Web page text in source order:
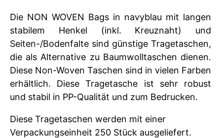
Die NON WOVEN Bags in navyblau mit langen
stabilem Henkel (inkl. Kreuznaht) und
Seiten-/Bodenfalte sind günstige Tragetaschen,
die als Alternative zu Baumwolltaschen dienen.
Diese Non-Woven Taschen sind in vielen Farben
erhältlich. Diese Tragetasche ist sehr robust
und stabil in PP-Qualität und zum Bedrucken.
Diese Tragetaschen werden mit einer
Verpackungseinheit 250 Stück ausgeliefert.